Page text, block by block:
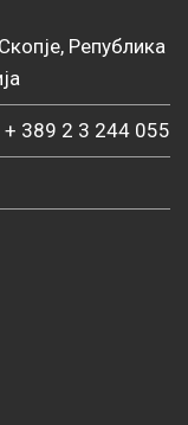
Република
+ 389 2 3 244 055